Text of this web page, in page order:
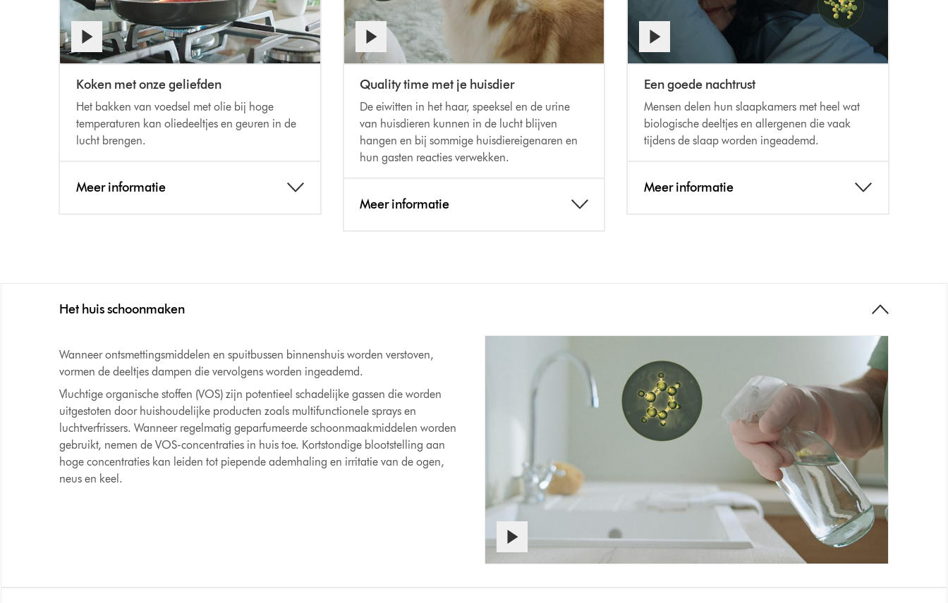
Koken met onze geliefden
Het bakken van voedsel met olie bij hoge
temperaturen kan oliedeeltjes en geuren in de
lucht brengen.
Meer informatie
Quality time met je huisdier
De eiwitten in het haar, speeksel en de urine
van huisdieren kunnen in de lucht blijven
hangen en bij sommige huisdiereigenaren en
hun gasten reacties verwekken.
Meer informatie
Een goede nachtrust
Mensen delen hun slaapkamers met heel wat
biologische deeltjes en allergenen die vaak
tijdens de slaap worden ingeademd.
Meer informatie
Het huis schoonmaken
Wanneer ontsmettingsmiddelen en spuitbussen binnenshuis worden verstoven,
vormen de deeltjes dampen die vervolgens worden ingeademd.
Vluchtige organische stoffen (VOS) zijn potentieel schadelijke gassen die worden
uitgestoten door huishoudelijke producten zoals multifunctionele sprays en
luchtverfrissers. Wanneer regelmatig geparfumeerde schoonmaakmiddelen worden
gebruikt, nemen de VOS-concentraties in huis toe. Kortstondige blootstelling aan
hoge concentraties kan leiden tot piepende ademhaling en irritatie van de ogen,
neus en keel.